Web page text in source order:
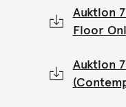
Auktion
Floor
Auktion